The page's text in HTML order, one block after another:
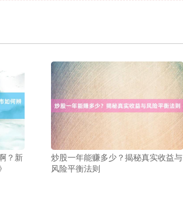
？新
炒股一年能赚多少？揭秘真实收益与
风险平衡法则